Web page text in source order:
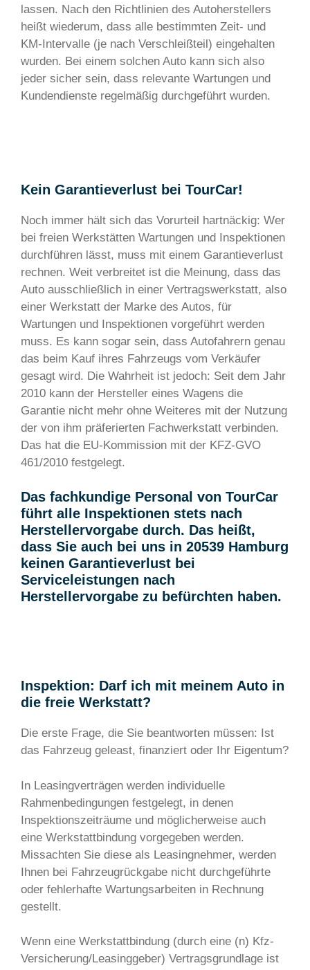
lassen. Nach den Richtlinien des Autoherstellers
heißt wiederum, dass alle bestimmten Zeit- und
KM-Intervalle (je nach Verschleißteil) eingehalten
wurden. Bei einem solchen Auto kann sich also
jeder sicher sein, dass relevante Wartungen und
Kundendienste regelmäßig durchgeführt wurden.
Kein Garantieverlust bei TourCar!
Noch immer hält sich das Vorurteil hartnäckig: Wer
bei freien Werkstätten Wartungen und Inspektionen
durchführen lässt, muss mit einem Garantieverlust
rechnen. Weit verbreitet ist die Meinung, dass das
Auto ausschließlich in einer Vertragswerkstatt, also
einer Werkstatt der Marke des Autos, für
Wartungen und Inspektionen vorgeführt werden
muss. Es kann sogar sein, dass Autofahrern genau
das beim Kauf ihres Fahrzeugs vom Verkäufer
gesagt wird. Die Wahrheit ist jedoch: Seit dem Jahr
2010 kann der Hersteller eines Wagens die
Garantie nicht mehr ohne Weiteres mit der Nutzung
der von ihm präferierten Fachwerkstatt verbinden.
Das hat die EU-Kommission mit der KFZ-GVO
461/2010 festgelegt.
Das fachkundige Personal von TourCar
führt alle Inspektionen stets nach
Herstellervorgabe durch. Das heißt,
dass Sie auch bei uns in 20539 Hamburg
keinen Garantieverlust bei
Serviceleistungen nach
Herstellervorgabe zu befürchten haben.
Inspektion: Darf ich mit meinem Auto in
die freie Werkstatt?
Die erste Frage, die Sie beantworten müssen: Ist
das Fahrzeug geleast, finanziert oder Ihr Eigentum?
In Leasingverträgen werden individuelle
Rahmenbedingungen festgelegt, in denen
Inspektionszeiträume und möglicherweise auch
eine Werkstattbindung vorgegeben werden.
Missachten Sie diese als Leasingnehmer, werden
Ihnen bei Fahrzeugrückgabe nicht durchgeführte
oder fehlerhafte Wartungsarbeiten in Rechnung
gestellt.
Wenn eine Werkstattbindung (durch eine (n) Kfz-
Versicherung/Leasinggeber) Vertragsgrundlage ist